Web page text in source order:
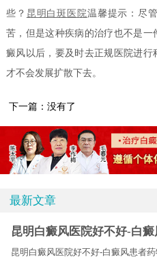
些？ 昆明白斑医院温馨提示：尽
苦，但是这种疾病的治疗也不是
癜风以后，要及时去正规医院进
才不会发展扩散下去。
下一篇：没有了
最新文章
昆明白癜风医院好不好-白
昆明白癜风医院好不好-白癜风患者